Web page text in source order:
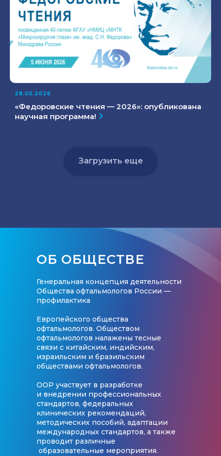
28.05.2026
«Федоровские чтения — 2026»: опубликована
научная программа!
Загрузить еще
Генеральная концепция деятельности
Общества офтальмологов России —
профилактика
Европейского общества
офтальмологов. Обществом
офтальмологов налажены тесные
связи с китайским, индийским,
израильским и бразильским
обществами офтальмологов.
ООР участвует в разработке
и внедрении профессиональных
стандартов, федеральных
клинических рекомендаций,
методических пособий, адаптации
международных стандартов, а также
проводит различные
образовательные мероприятия.
ОБ ОБЩЕСТВЕ